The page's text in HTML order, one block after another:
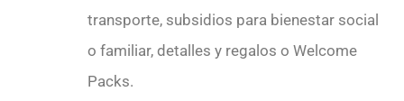
transporte, subsidios para bienestar social
o familiar, detalles y regalos o Welcome
Packs.